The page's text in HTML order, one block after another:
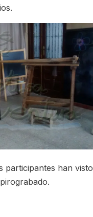
participantes han visto